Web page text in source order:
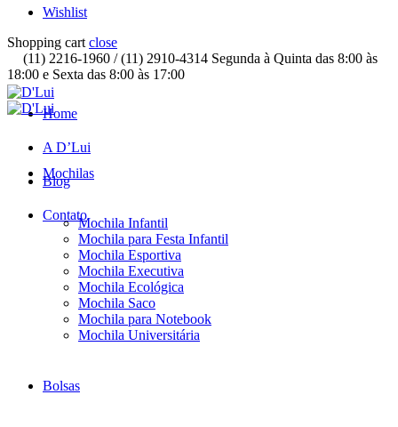
Wishlist
Shopping cart close
(11) 2216-1960 / (11) 2910-4314 Segunda à Quinta das 8:00 às
18:00 e Sexta das 8:00 às 17:00
Home
A D’Lui
Blog
Contato
Mochilas
Mochila Infantil
Mochila para Festa Infantil
Mochila Esportiva
Mochila Executiva
Mochila Ecológica
Mochila Saco
Mochila para Notebook
Mochila Universitária
Bolsas